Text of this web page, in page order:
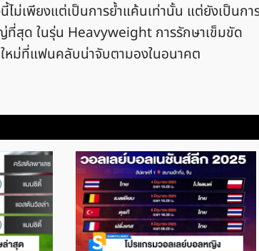
ไม่เพียงแต่เป็นการย้ำแค้นเท่านั้น แต่ยังเป็นกา
สุด ในรุ่น Heavyweight การรักษาเข็มขัด
หม่ที่แฟนคลับน่าจับตามองในอนาคต